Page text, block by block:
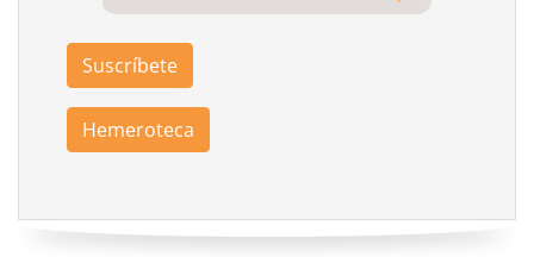
Suscríbete
Hemeroteca